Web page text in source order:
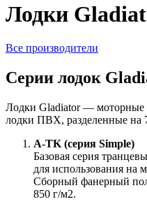
Лодки
Все производители
Серии лодок
Лодки Gladiator —
лодки ПВХ, разделенные на
A-TK (серия Simple)
Базовая серия
для использования на
Сборный фанерный
850 г/м2.